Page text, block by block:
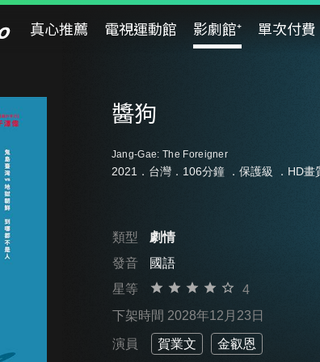
真心推薦 電視運動館 影劇館⁺ 單次付費
醬狗
Jang-Gae: The Foreigner
2021．台灣．106分鐘 ． 保護級 ．HD畫
類型
劇情
發音
國語
星等
4
下架時間 2028年12月23日
演員 賀業文 金叡恩